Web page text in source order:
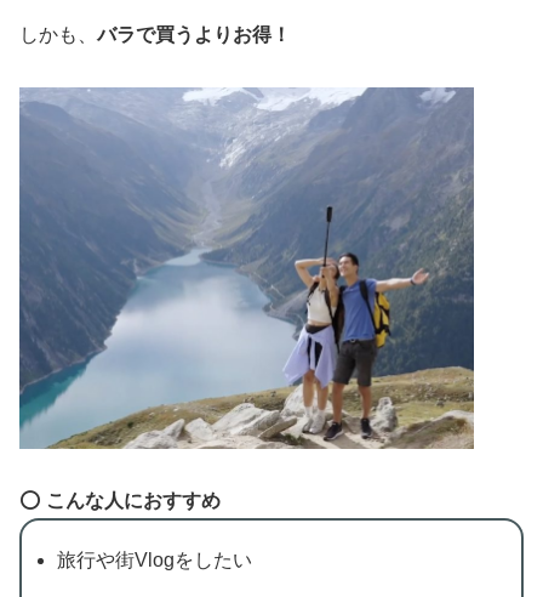
しかも、バラで買うよりお得！
⭕️ こんな人におすすめ
旅行や街Vlogをしたい